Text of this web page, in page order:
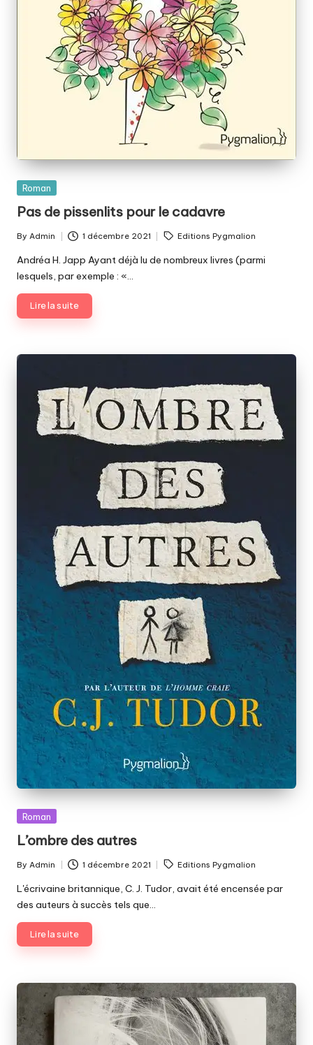
Posted
Roman
Pas de pissenlits pour le cadavre
Posted
by
By Admin 1 décembre 2021
Tags: Editions Pygmalion
Andréa H. Japp Ayant déjà lu de nombreux livres (parmi
lesquels, par exemple : «…
Lire la suite
Posted
Roman
L’ombre des autres
Posted
by
By Admin 1 décembre 2021
Tags: Editions Pygmalion
L'écrivaine britannique, C. J. Tudor, avait été encensée par
des auteurs à succès tels que…
Lire la suite